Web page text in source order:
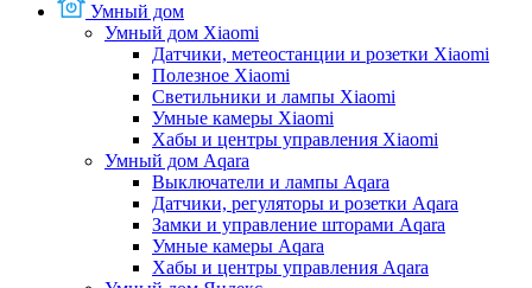
Умный дом
Умный дом Xiaomi
Датчики, метеостанции и розетки Xiaomi
Полезное Xiaomi
Светильники и лампы Xiaomi
Умные камеры Xiaomi
Хабы и центры управления Xiaomi
Умный дом Aqara
Выключатели и лампы Aqara
Датчики, регуляторы и розетки Aqara
Замки и управление шторами Aqara
Умные камеры Aqara
Хабы и центры управления Aqara